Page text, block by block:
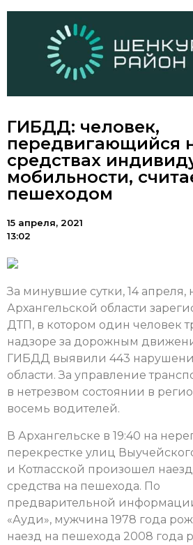
ГИБДД: человек,
передвигающийся
средствах
мобильности,
пешеходом
15 апреля, 2021
13:02
За минувшие сутки, 14 апреля,
Архангельской области
ДТП, в котором один человек
надзоре за дорожным
ГИБДД выявили 443
области. За управление
в нетрезвом состоянии в
восемь водителей.
В Архангельске в 19:40 на
перекрестке улиц
и Котласской произошел
средства на пешехода. По
предварительной
«Ауди», мужчина 1978 года
наезд на пешехода 2008 года